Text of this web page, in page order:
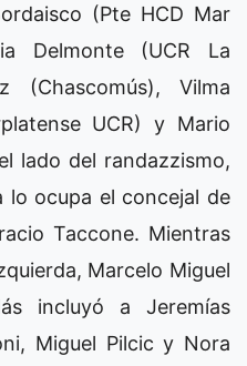
(Pte HCD Mar
Delmonte (UCR La
(Chascomús), Vilma
UCR) y Mario
lado del randazzismo,
lo ocupa el concejal de
Taccone. Mientras
Marcelo Miguel
incluyó a Jeremías
Miguel Pilcic y Nora